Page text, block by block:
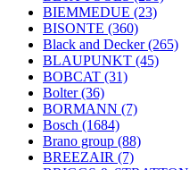
BIEMMEDUE (23)
BISONTE (360)
Black and Decker(265)
BLAUPUNKT (45)
BOBCAT (31)
Bolter(36)
BORMANN (7)
Bosch (1684)
Brano group (88)
BREEZAIR (7)